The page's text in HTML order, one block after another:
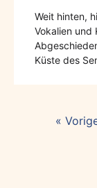
Weit hinten,
Vokalien und
Küste des
«